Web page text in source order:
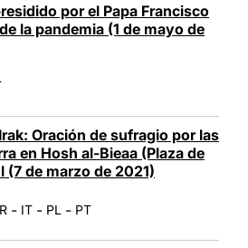
por el Papa Francisco
la pandemia (1 de mayo de
Oración de sufragio por las
en Hosh al-Bieaa (Plaza de
(7 de marzo de 2021)
- IT - PL - PT